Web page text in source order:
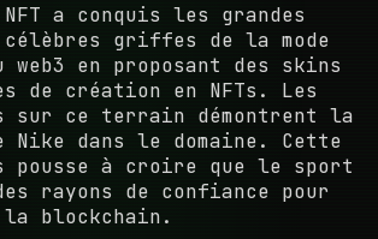
a conquis les grandes
célèbres griffes de la mode
web3 en proposant des skins
de création en NFTs. Les
sur ce terrain démontrent la
Nike dans le domaine. Cette
pousse à croire que le sport
rayons de confiance pour
blockchain.